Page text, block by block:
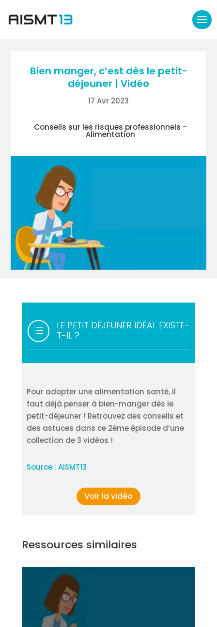
Bien manger, c’est dès le petit-
déjeuner | Vidéo
17 Avr 2023
Conseils sur les risques professionnels –
Alimentation
d
LE PETIT DÉJEUNER IDÉAL EXISTE-
T-IL ?
Pour adopter une alimentation santé, il
faut déjà penser à bien-manger dès le
petit-déjeuner ! Retrouvez des conseils et
des astuces dans ce 2ème épisode d’une
collection de 3 vidéos !
Source : AISMT13
Voir la vidéo
Ressources similaires